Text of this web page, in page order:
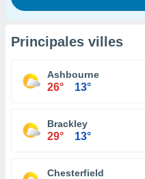
Principales villes
Ashbourne
26° 13°
Brackley
29° 13°
Chesterfield